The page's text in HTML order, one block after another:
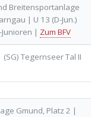
Breitensportanlage
| U 13 (D-Jun.)
| Zum BFV
(SG) Tegernseer Tal II
Gmund, Platz 2 |